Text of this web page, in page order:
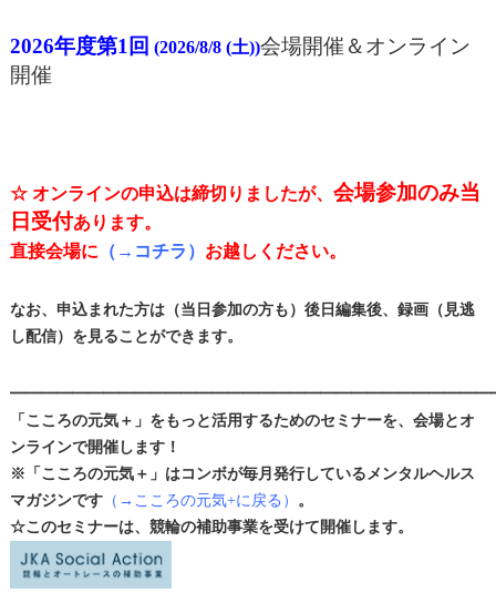
2026年度第1 回 (2026/8/8 (土))会場開催＆オンライン
開催
☆ オンラインの申込は締切りましたが、 会場参加のみ当
日受付あります。
直接会場に （→コチラ） お越しください。
なお、申込まれた方は（当日参加の方も）後日編集後、録画（見逃
し配信）を見ることができます。
「こころの元気＋」をもっと活用するためのセミナーを、会場とオ
ンラインで開催します！
※「こころの元気＋」はコンボが毎月発行しているメンタルヘルス
マガジンです（→こころの元気+に戻る） 。
☆このセミナーは、競輪の補助事業を受けて開催します。